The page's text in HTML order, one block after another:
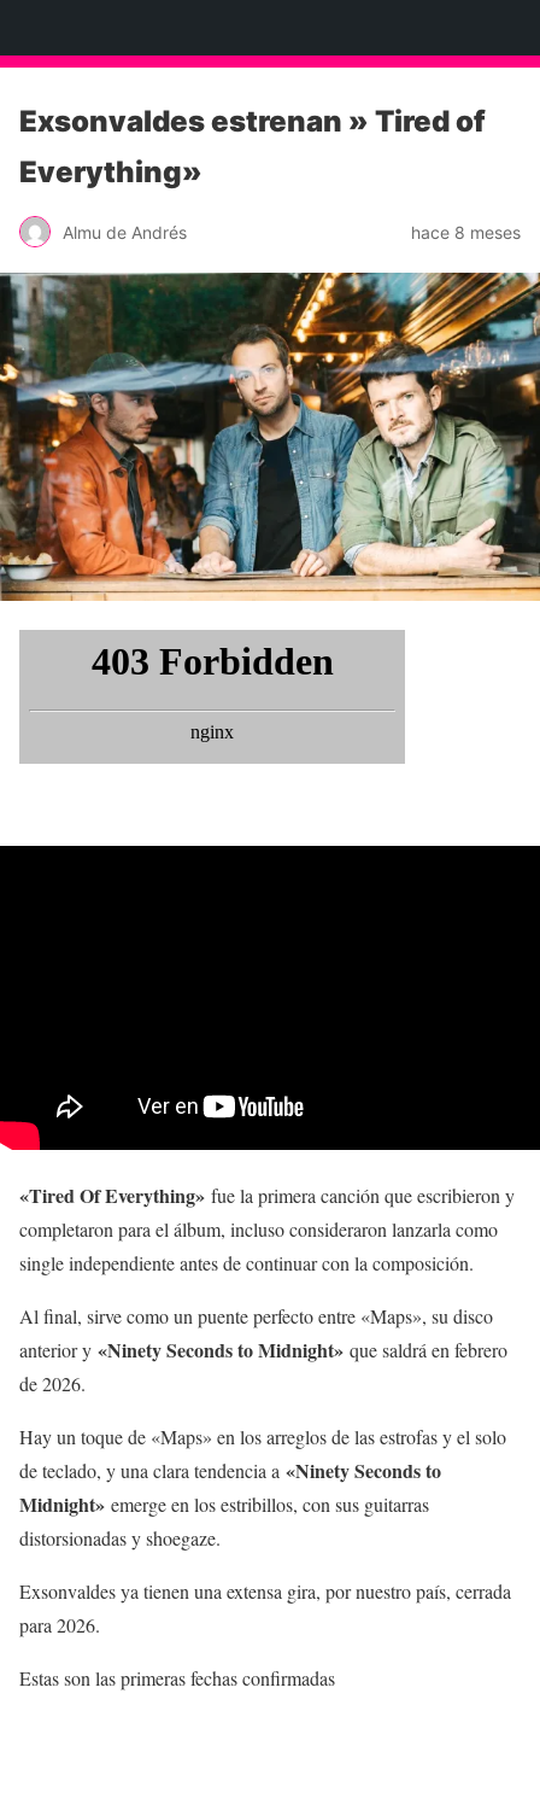
Exsonvaldes estrenan » Tired of
Everything»
Almu de Andrés hace 8 meses
«Tired Of Everything» fue la primera canción que escribieron y
completaron para el álbum, incluso consideraron lanzarla como
single independiente antes de continuar con la composición.
Al final, sirve como un puente perfecto entre «Maps», su disco
anterior y «Ninety Seconds to Midnight» que saldrá en febrero
de 2026.
Hay un toque de «Maps» en los arreglos de las estrofas y el solo
de teclado, y una clara tendencia a «Ninety Seconds to
Midnight» emerge en los estribillos, con sus guitarras
distorsionadas y shoegaze.
Exsonvaldes ya tienen una extensa gira, por nuestro país, cerrada
para 2026.
Estas son las primeras fechas confirmadas